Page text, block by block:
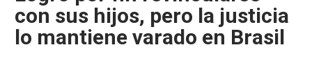
con sus hijos, pero la justicia
lo mantiene varado en Brasil